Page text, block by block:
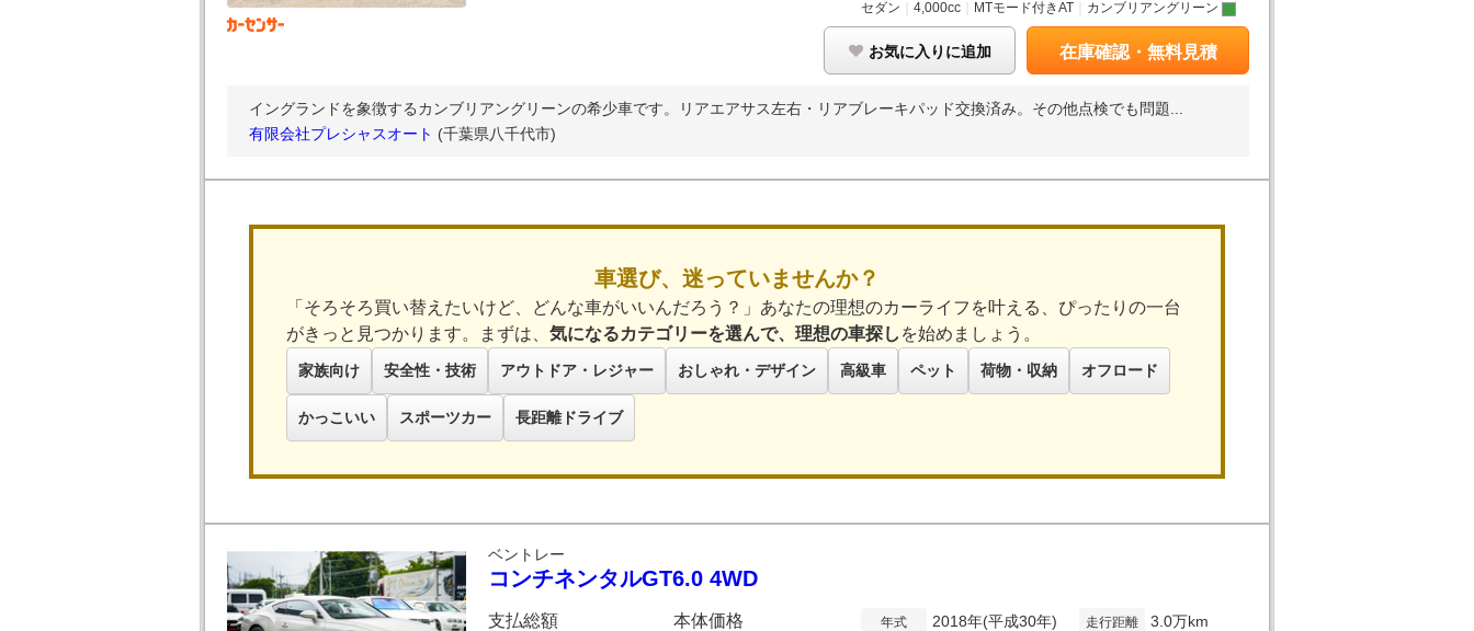
セダン 4,000cc MTモード付きAT カンブリアングリーン
お気に入りに追加 在庫確認・無料見積
イングランドを象徴するカンブリアングリーンの希少車です。リアエアサス左右・リアブレーキパッド交換済み。その他点検でも問題...
有限会社プレシャスオート (千葉県八千代市)
車選び、迷っていませんか？
「そろそろ買い替えたいけど、どんな車がいいんだろう？」あなたの理想のカーライフを叶える、ぴったりの一台
がきっと見つかります。まずは、 気になるカテゴリーを選んで、理想の車探し を始めましょう。
家族向け 安全性・技術 アウトドア・レジャー おしゃれ・デザイン 高級車 ペット 荷物・収納 オフロード
かっこいい スポーツカー 長距離ドライブ
ベントレー
コンチネンタルGT6.0 4WD
支払総額 本体価格 年式 2018年(平成30年) 走行距離 3.0万km